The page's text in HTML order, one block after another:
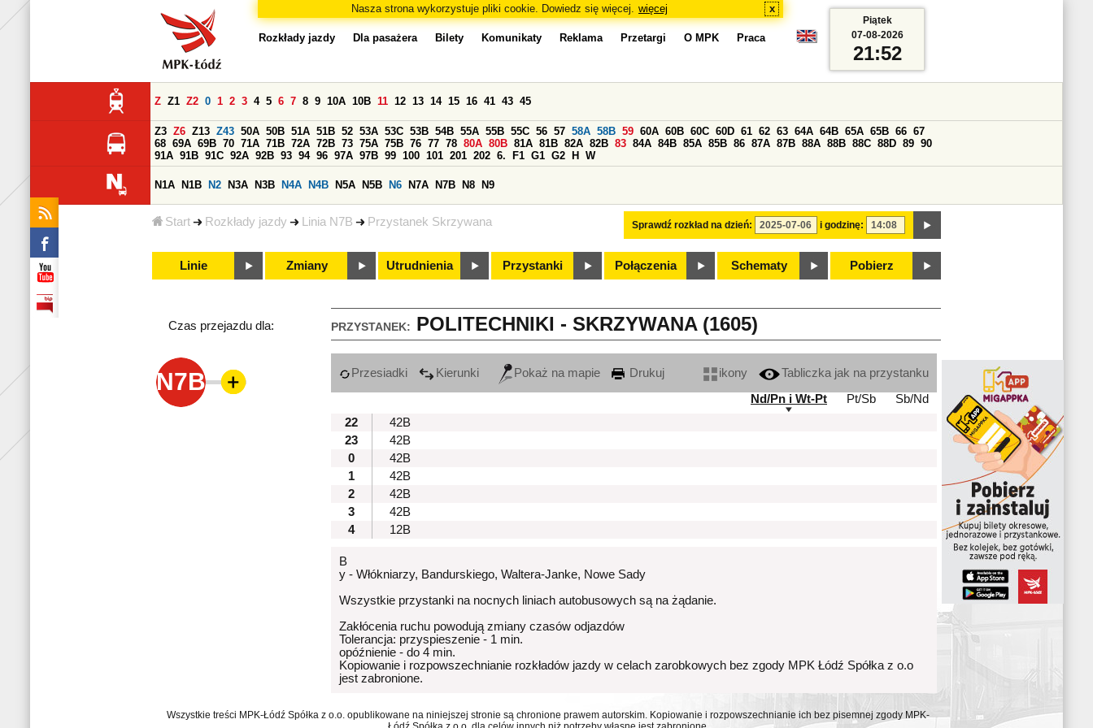
Nasza strona wykorzystuje pliki cookie. Dowiedz się więcej. więcej x
Start Rozkłady jazdy Linia N7B Przystanek Skrzywana
Rozkłady jazdy Dla pasażera Bilety Komunikaty Reklama Przetargi O MPK Praca
Sprawdź rozkład na dzień: i godzinę:
Z Z1 Z2 0 1 2 3 4 5 6 7 8 9 10A 10B 11 12 13 14 15 16 41 43 45
Z3 Z6 Z13 Z43 50A 50B 51A 51B 52 53A 53C 53B 54B 55A 55B 55C 56 57 58A 58B 59 60A 60B 60C 60D 61 62 63 64A 64B 65A 65B 66 67
68 69A 69B 70 71A 71B 72A 72B 73 75A 75B 76 77 78 80A 80B 81A 81B 82A 82B 83 84A 84B 85A 85B 86 87A 87B 88A 88B 88C 88D 89 90
91A 91B 91C 92A 92B 93 94 96 97A 97B 99 100 101 201 202 6. F1 G1 G2 H W
N1A N1B N2 N3A N3B N4A N4B N5A N5B N6 N7A N7B N8 N9
Linie Zmiany Utrudnienia Przystanki Połączenia Schematy Pobierz
Piątek
07-08-2026
21:52
PRZYSTANEK: POLITECHNIKI - SKRZYWANA (1605)
Czas przejazdu dla:
N7B Przesiadki Kierunki Pokaż na mapie Drukuj ikony
Tabliczka jak na przystanku
Nd/Pn i Wt-Pt
Pt/Sb
Sb/Nd
22
42B
23
42B
0
42B
1
42B
2
42B
3
42B
4
12B
B
y - Włókniarzy, Bandurskiego, Waltera-Janke, Nowe Sady
Wszystkie przystanki na nocnych liniach autobusowych są na żądanie.
Zakłócenia ruchu powodują zmiany czasów odjazdów
Tolerancja: przyspieszenie - 1 min.
opóźnienie - do 4 min.
Kopiowanie i rozpowszechnianie rozkładów jazdy w celach zarobkowych bez zgody MPK Łódź Spółka z o.o
jest zabronione.
Wszystkie treści MPK-Łódź Spółka z o.o. opublikowane na niniejszej stronie są chronione prawem autorskim. Kopiowanie i rozpowszechnianie ich bez pisemnej zgody MPK-